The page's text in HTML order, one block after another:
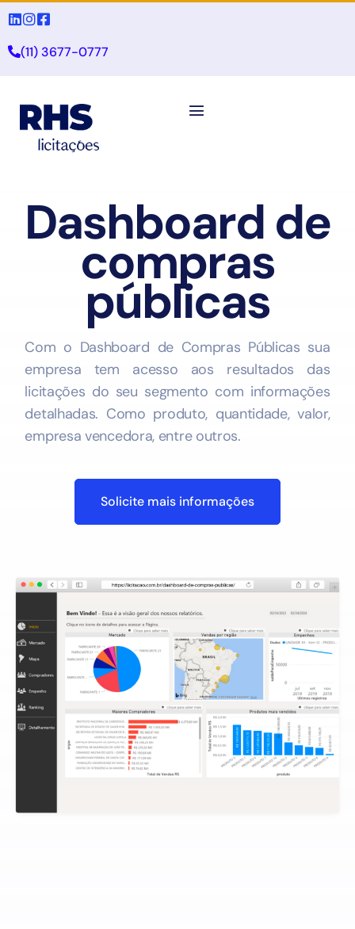
(11) 3677-0777
Dashboard de
compras
públicas
Com o Dashboard de Compras Públicas sua
empresa tem acesso aos resultados das
licitações do seu segmento com informações
detalhadas. Como produto, quantidade, valor,
empresa vencedora, entre outros.
Solicite mais informações